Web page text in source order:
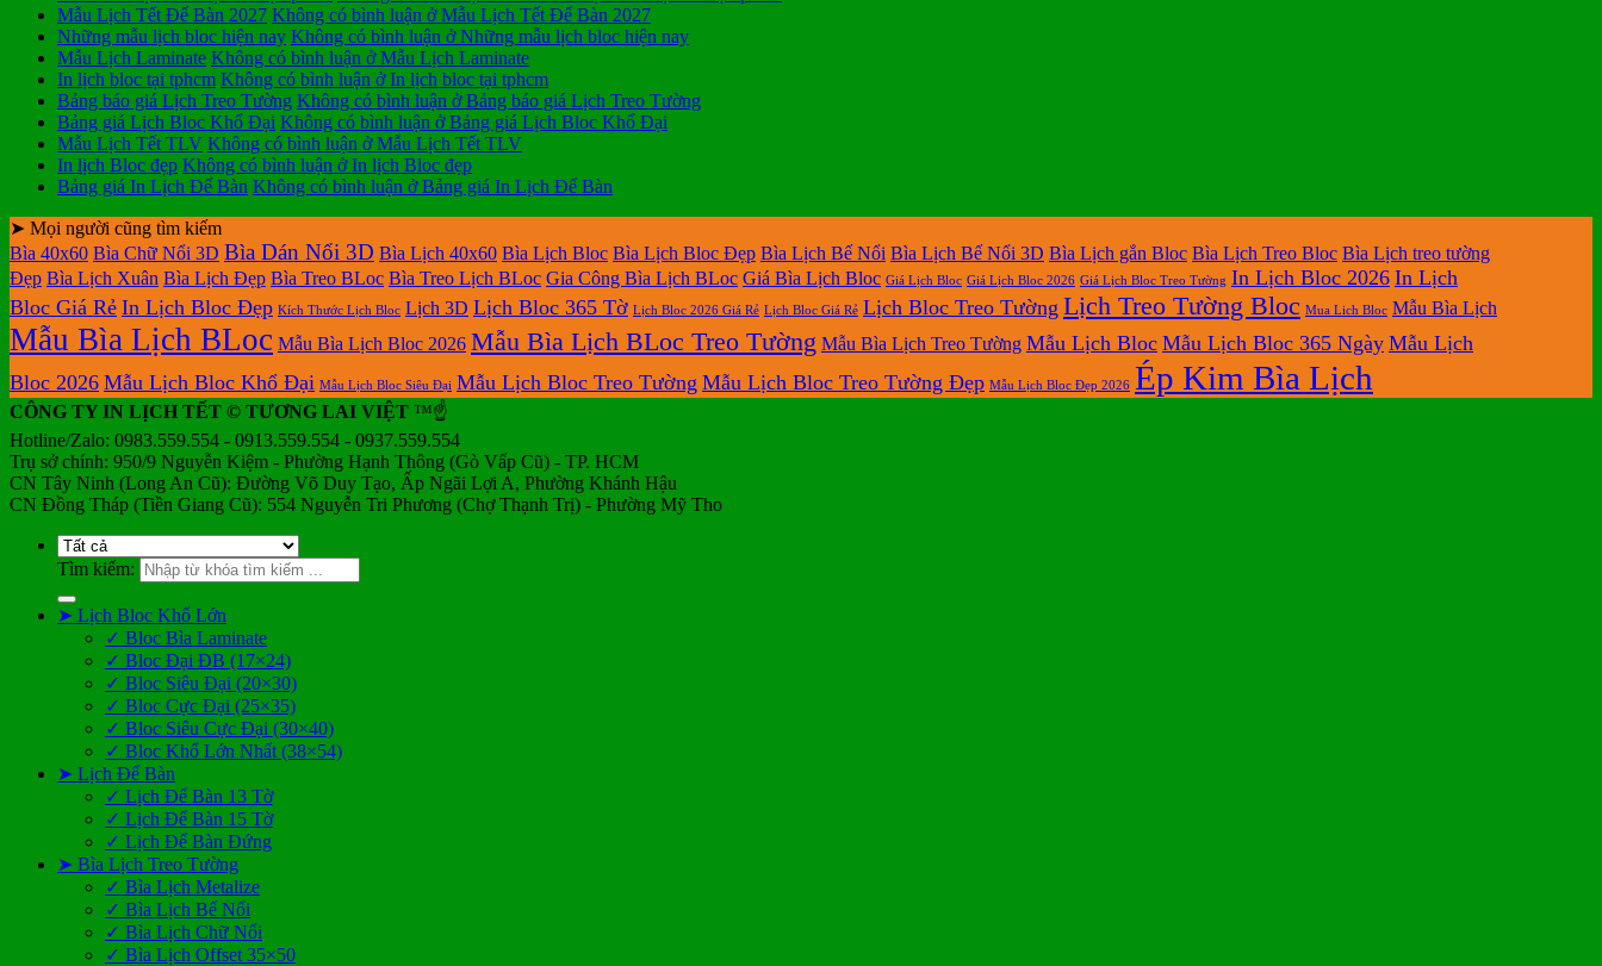
Mẫu Lịch Tết Để Bàn 2027 Không có bình luận ở Mẫu Lịch Tết Để Bàn 2027
Những mẫu lịch bloc hiện nay Không có bình luận ở Những mẫu lịch bloc hiện nay
Mẫu Lịch Laminate Không có bình luận ở Mẫu Lịch Laminate
In lịch bloc tại tphcm Không có bình luận ở In lịch bloc tại tphcm
Bảng báo giá Lịch Treo Tường Không có bình luận ở Bảng báo giá Lịch Treo Tường
Bảng giá Lịch Bloc Khổ Đại Không có bình luận ở Bảng giá Lịch Bloc Khổ Đại
Mẫu Lịch Tết TLV Không có bình luận ở Mẫu Lịch Tết TLV
In lịch Bloc đẹp Không có bình luận ở In lịch Bloc đẹp
Bảng giá In Lịch Để Bàn Không có bình luận ở Bảng giá In Lịch Để Bàn
➤ Mọi người cũng tìm kiếm
Bìa 40x60 Bìa Chữ Nổi 3D Bìa Dán Nổi 3D Bìa Lịch 40x60 Bìa Lịch Bloc Bìa Lịch Bloc Đẹp Bìa Lịch Bế Nổi Bìa Lịch Bế Nổi 3D Bìa Lịch gắn Bloc Bìa Lịch Treo Bloc Bìa Lịch treo tường
Đẹp Bìa Lịch Xuân Bìa Lịch Đẹp Bìa Treo BLoc Bìa Treo Lịch BLoc Gia Công Bìa Lịch BLoc Giá Bìa Lịch Bloc Giá Lịch Bloc Giá Lịch Bloc 2026 Giá Lịch Bloc Treo Tường In Lịch Bloc 2026 In Lịch
Bloc Giá Rẻ In Lịch Bloc Đẹp Kích Thước Lịch Bloc Lịch 3D Lịch Bloc 365 Tờ Lịch Bloc 2026 Giá Rẻ Lịch Bloc Giá Rẻ Lịch Bloc Treo Tường Lịch Treo Tường Bloc Mua Lich Bloc Mẫu Bìa Lịch
Mẫu Bìa Lịch BLoc Mẫu Bìa Lịch Bloc 2026 Mẫu Bìa Lịch BLoc Treo Tường Mẫu Bìa Lịch Treo Tường Mẫu Lịch Bloc Mẫu Lịch Bloc 365 Ngày Mẫu Lịch
Bloc 2026 Mẫu Lịch Bloc Khổ Đại Mẫu Lịch Bloc Siêu Đại Mẫu Lịch Bloc Treo Tường Mẫu Lịch Bloc Treo Tường Đẹp Mẫu Lịch Bloc Đẹp 2026 Ép Kim Bìa Lịch
CÔNG TY IN LỊCH TẾT © TƯƠNG LAI VIỆT ™☝️
Hotline/Zalo: 0983.559.554 - 0913.559.554 - 0937.559.554
Trụ sở chính: 950/9 Nguyễn Kiệm - Phường Hạnh Thông (Gò Vấp Cũ) - TP. HCM
CN Tây Ninh (Long An Cũ): Đường Võ Duy Tạo, Ấp Ngãi Lợi A, Phường Khánh Hậu
CN Đồng Tháp (Tiền Giang Cũ): 554 Nguyễn Tri Phương (Chợ Thạnh Trị) - Phường Mỹ Tho
Tìm kiếm:
➤ Lịch Bloc Khổ Lớn
✓ Bloc Bìa Laminate
✓ Bloc Đại ĐB (17×24)
✓ Bloc Siêu Đại (20×30)
✓ Bloc Cực Đại (25×35)
✓ Bloc Siêu Cực Đại (30×40)
✓ Bloc Khổ Lớn Nhất (38×54)
➤ Lịch Để Bàn
✓ Lịch Để Bàn 13 Tờ
✓ Lịch Để Bàn 15 Tờ
✓ Lịch Để Bàn Đứng
➤ Bìa Lịch Treo Tường
✓ Bìa Lịch Metalize
✓ Bìa Lịch Bế Nổi
✓ Bìa Lịch Chữ Nổi
✓ Bìa Lịch Offset 35×50